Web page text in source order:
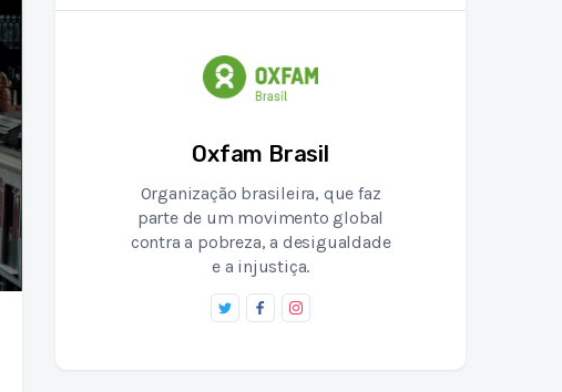
Oxfam Brasil
Organização brasileira, que faz
parte de um movimento global
contra a pobreza, a desigualdade
e a injustiça.